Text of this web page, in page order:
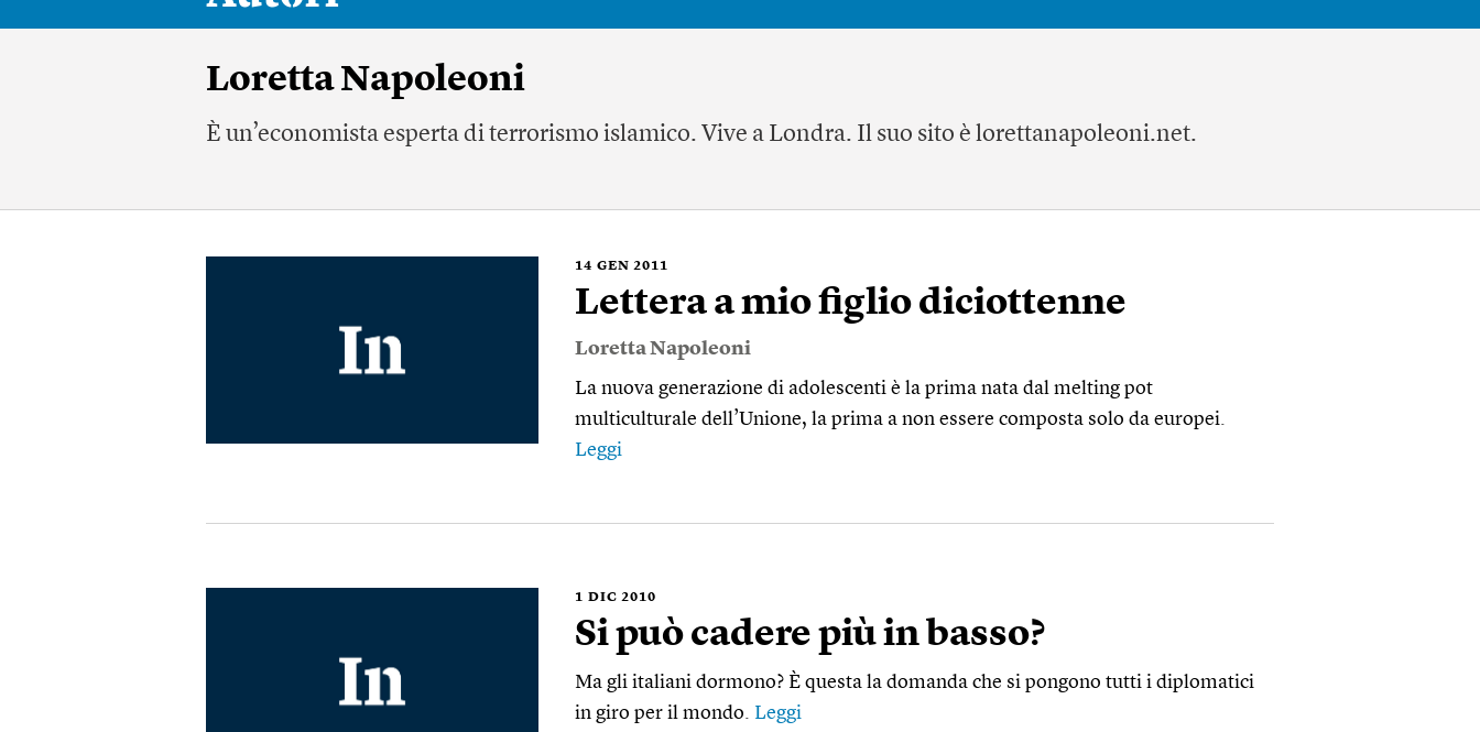
Loretta Napoleoni
È un’economista esperta di terrorismo islamico. Vive a Londra. Il suo sito è lorettanapoleoni.net.
14 GEN 2011
Lettera a mio figlio diciottenne
Loretta Napoleoni
La nuova generazione di adolescenti è la prima nata dal melting pot
multiculturale dell’Unione, la prima a non essere composta solo da europei.
Leggi
1 DIC 2010
Si può cadere più in basso?
Ma gli italiani dormono? È questa la domanda che si pongono tutti i diplomatici
in giro per il mondo. Leggi